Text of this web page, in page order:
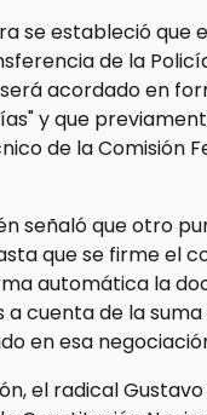
se estableció que
de la
será acordado en
y que
de la Comisión
señaló que otro
que se firme el
automática la
a cuenta de la suma
en esa
el radical